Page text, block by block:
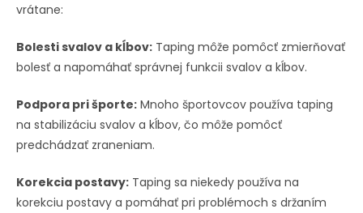
vrátane:
Bolesti svalov a kĺbov: Taping môže pomôcť zmierňovať
bolesť a napomáhať správnej funkcii svalov a kĺbov.
Podpora pri športe: Mnoho športovcov používa taping
na stabilizáciu svalov a kĺbov, čo môže pomôcť
predchádzať zraneniam.
Korekcia postavy: Taping sa niekedy používa na
korekciu postavy a pomáhať pri problémoch s držaním